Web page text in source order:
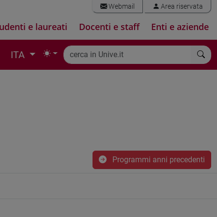
Webmail Area riservata
e laureati Docenti e staff Enti e aziende
ITA
Programmi anni precedenti